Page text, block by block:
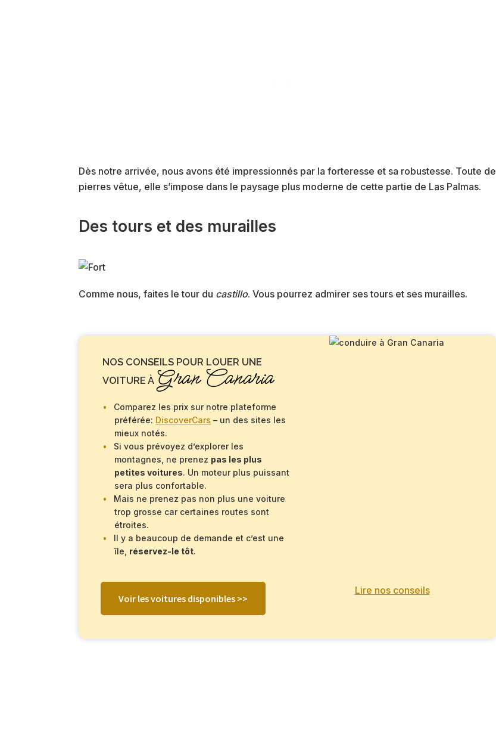
Dès notre arrivée, nous avons été impressionnés par la forteresse et sa robustesse. Toute de
pierres vêtue, elle s’impose dans le paysage plus moderne de cette partie de Las Palmas.
Des tours et des murailles
Comme nous, faites le tour du castillo. Vous pourrez admirer ses tours et ses murailles.
NOS CONSEILS POUR LOUER UNE
VOITURE À Gran Canaria
Comparez les prix sur notre plateforme
préférée: DiscoverCars – un des sites les
mieux notés.
Si vous prévoyez d’explorer les
montagnes, ne prenez pas les plus
petites voitures. Un moteur plus puissant
sera plus confortable.
Mais ne prenez pas non plus une voiture
trop grosse car certaines routes sont
étroites.
Il y a beaucoup de demande et c’est une
île, réservez-le tôt.
Voir les voitures disponibles >>
Lire nos conseils